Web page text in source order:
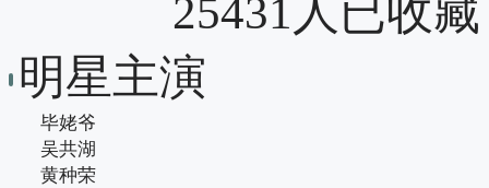
25431人已收藏
明星主演
毕姥爷
吴共湖
黄种荣